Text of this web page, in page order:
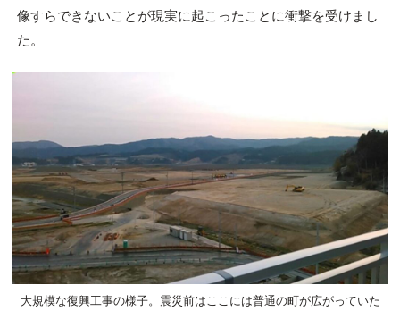
像すらできないことが現実に起こったことに衝撃を受けまし
た。
大規模な復興工事の様子。震災前はここには普通の町が広がっていた